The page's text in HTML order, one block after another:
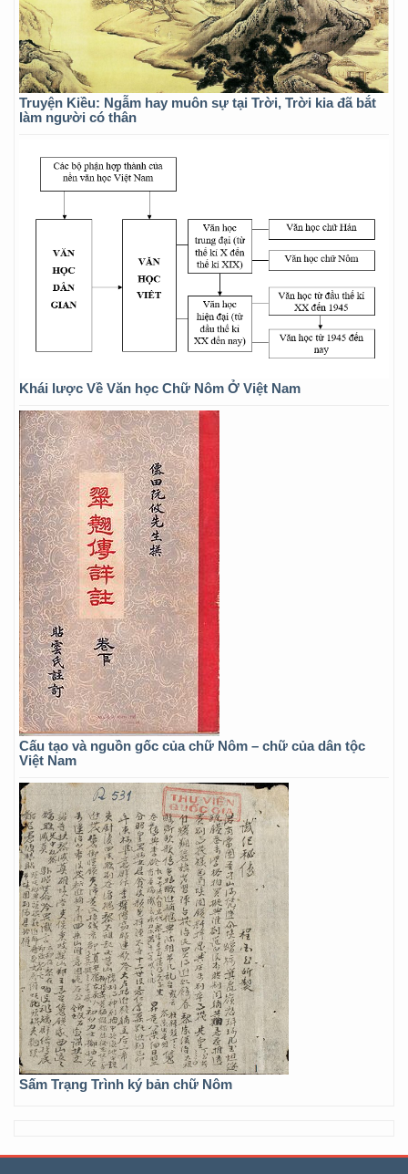
Truyện Kiều: Ngẫm hay muôn sự tại Trời, Trời kia đã bắt
làm người có thân
Khái lược Về Văn học Chữ Nôm Ở Việt Nam
Cấu tạo và nguồn gốc của chữ Nôm – chữ của dân tộc
Việt Nam
Sấm Trạng Trình ký bản chữ Nôm